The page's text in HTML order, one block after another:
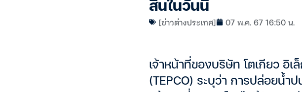
สิ้นในวันนี้
[ข่าวต่างประเทศ] 07 พ.ค. 67 16:50 น.
เจ้าหน้าที่ของบริษัท โตเกียว อิ
(TEPCO) ระบุว่า การปล่อยน้